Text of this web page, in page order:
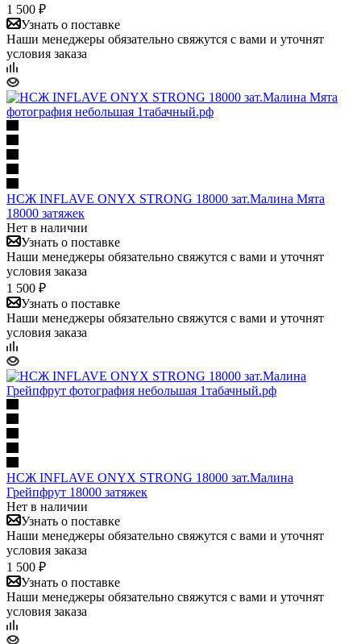
1 500 ₽
Узнать о поставке
Наши менеджеры обязательно свяжутся с вами и уточнят
условия заказа
НСЖ INFLAVE ONYX STRONG 18000 зат.Малина Мята
18000 затяжек
Нет в наличии
Узнать о поставке
Наши менеджеры обязательно свяжутся с вами и уточнят
условия заказа
1 500 ₽
Узнать о поставке
Наши менеджеры обязательно свяжутся с вами и уточнят
условия заказа
НСЖ INFLAVE ONYX STRONG 18000 зат.Малина
Грейпфрут 18000 затяжек
Нет в наличии
Узнать о поставке
Наши менеджеры обязательно свяжутся с вами и уточнят
условия заказа
1 500 ₽
Узнать о поставке
Наши менеджеры обязательно свяжутся с вами и уточнят
условия заказа